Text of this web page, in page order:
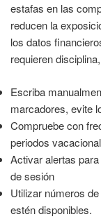
estafas en las
reducen la
los datos
requieren
Escriba
marcadores, evite
Compruebe con
periodos
Activar alertas
de sesión
Utilizar números
estén disponibles.